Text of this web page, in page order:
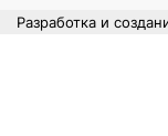
Разработка и